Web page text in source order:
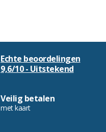
Echte beoordelingen
9,6/10 - Uitstekend
Veilig betalen
met kaart